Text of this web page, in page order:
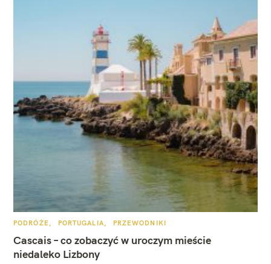
K
T
E
G
O
PODRÓŻE PORTUGALIA PRZEWODNIKI
Cascais – co zobaczyć w uroczym mieście
niedaleko Lizbony